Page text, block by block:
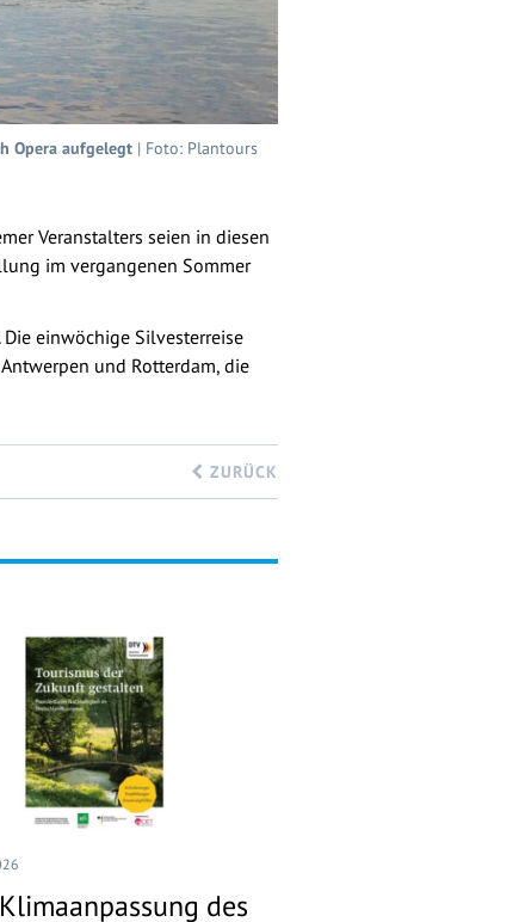
Opera aufgelegt | Foto: Plantours
Veranstalters seien in diesen
im vergangenen Sommer
einwöchige Silvesterreise
und Rotterdam, die
ZURÜCK
des